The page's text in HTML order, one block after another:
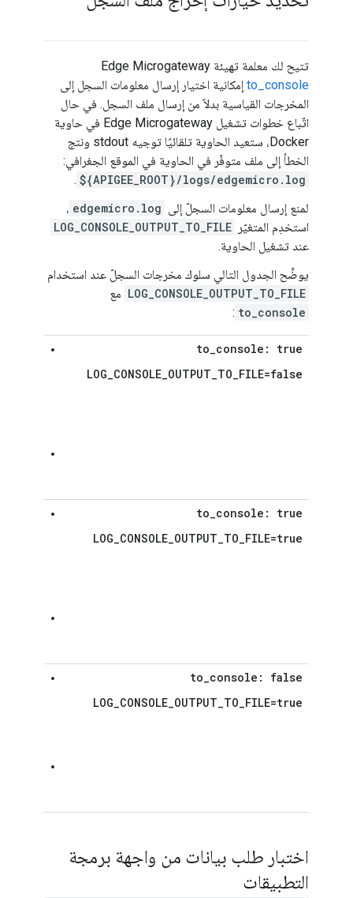
تتيح لك معلمة تهيئة Edge Microgateway
to_console إمكانية اختيار إرسال معلومات السجل إلى
المخرجات القياسية بدلاً من إرسال ملف السجل. في حال
اتّباع خطوات تشغيل Edge Microgateway في حاوية
Docker، ستعيد الحاوية تلقائيًا توجيه stdout ونتج
الخطأ إلى ملف متوفّر في الحاوية في الموقع الجغرافي:
${APIGEE_ROOT}/logs/edgemicro.log
.
لمنع إرسال معلومات السجلّ إلى edgemicro.log ،
استخدِم المتغيّر LOG_CONSOLE_OUTPUT_TO_FILE
عند تشغيل الحاوية.
يوضِّح الجدول التالي سلوك مخرجات السجلّ عند استخدام
LOG_CONSOLE_OUTPUT_TO_FILE مع
to_console
:
to_console: true
LOG_CONSOLE_OUTPUT_TO_FILE=false
to_console: true
LOG_CONSOLE_OUTPUT_TO_FILE=true
to_console: false
LOG_CONSOLE_OUTPUT_TO_FILE=true
اختبار طلب بيانات من واجهة برمجة
التطبيقات